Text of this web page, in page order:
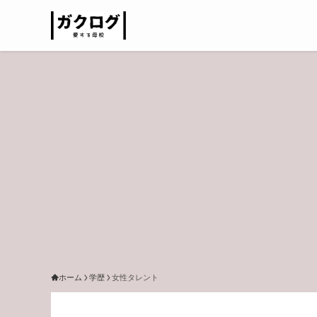
ホーム 学歴 女性タレント